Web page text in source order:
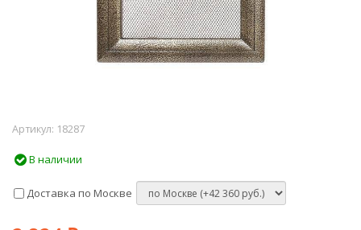
Артикул: 18287
В наличии
Доставка по Москве